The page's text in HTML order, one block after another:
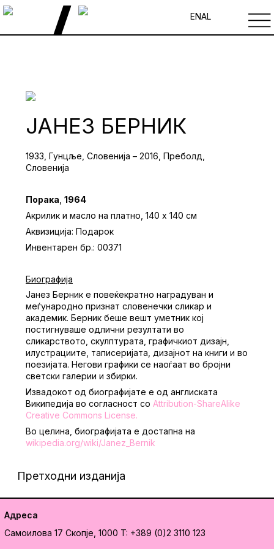
ENAL
ЈАНЕЗ БЕРНИК
1933, Гунцље, Словенија – 2016, Преболд,
Словенија
Порака 1964
Акрилик и масло на платно, 140 х 140 см
Аквизиција: Подарок
Инвентарен бр.: 00371
Биографија
Јанез Берник е повеќекратно наградуван и
меѓународно признат словенечки сликар и
академик. Берник беше вешт уметник кој
постигнуваше одлични резултати во
сликарството, скулптурата, графичкиот дизајн,
илустрациите, таписеријата, дизајнот на книги и во
поезијата. Негови графики се наоѓаат во бројни
светски галерии и збирки.
Извадокот од биографијате е од англиската
Википедија во согласност со Attribution-ShareAlike
Creative Commons License.
Во целина, биографијата е достапна на
wikipedia.org/wiki/Janez_Bernik
Претходни изданија
Адреса
Самоилова 17 Скопје, 1000 T: +389 (0)2 3110 123